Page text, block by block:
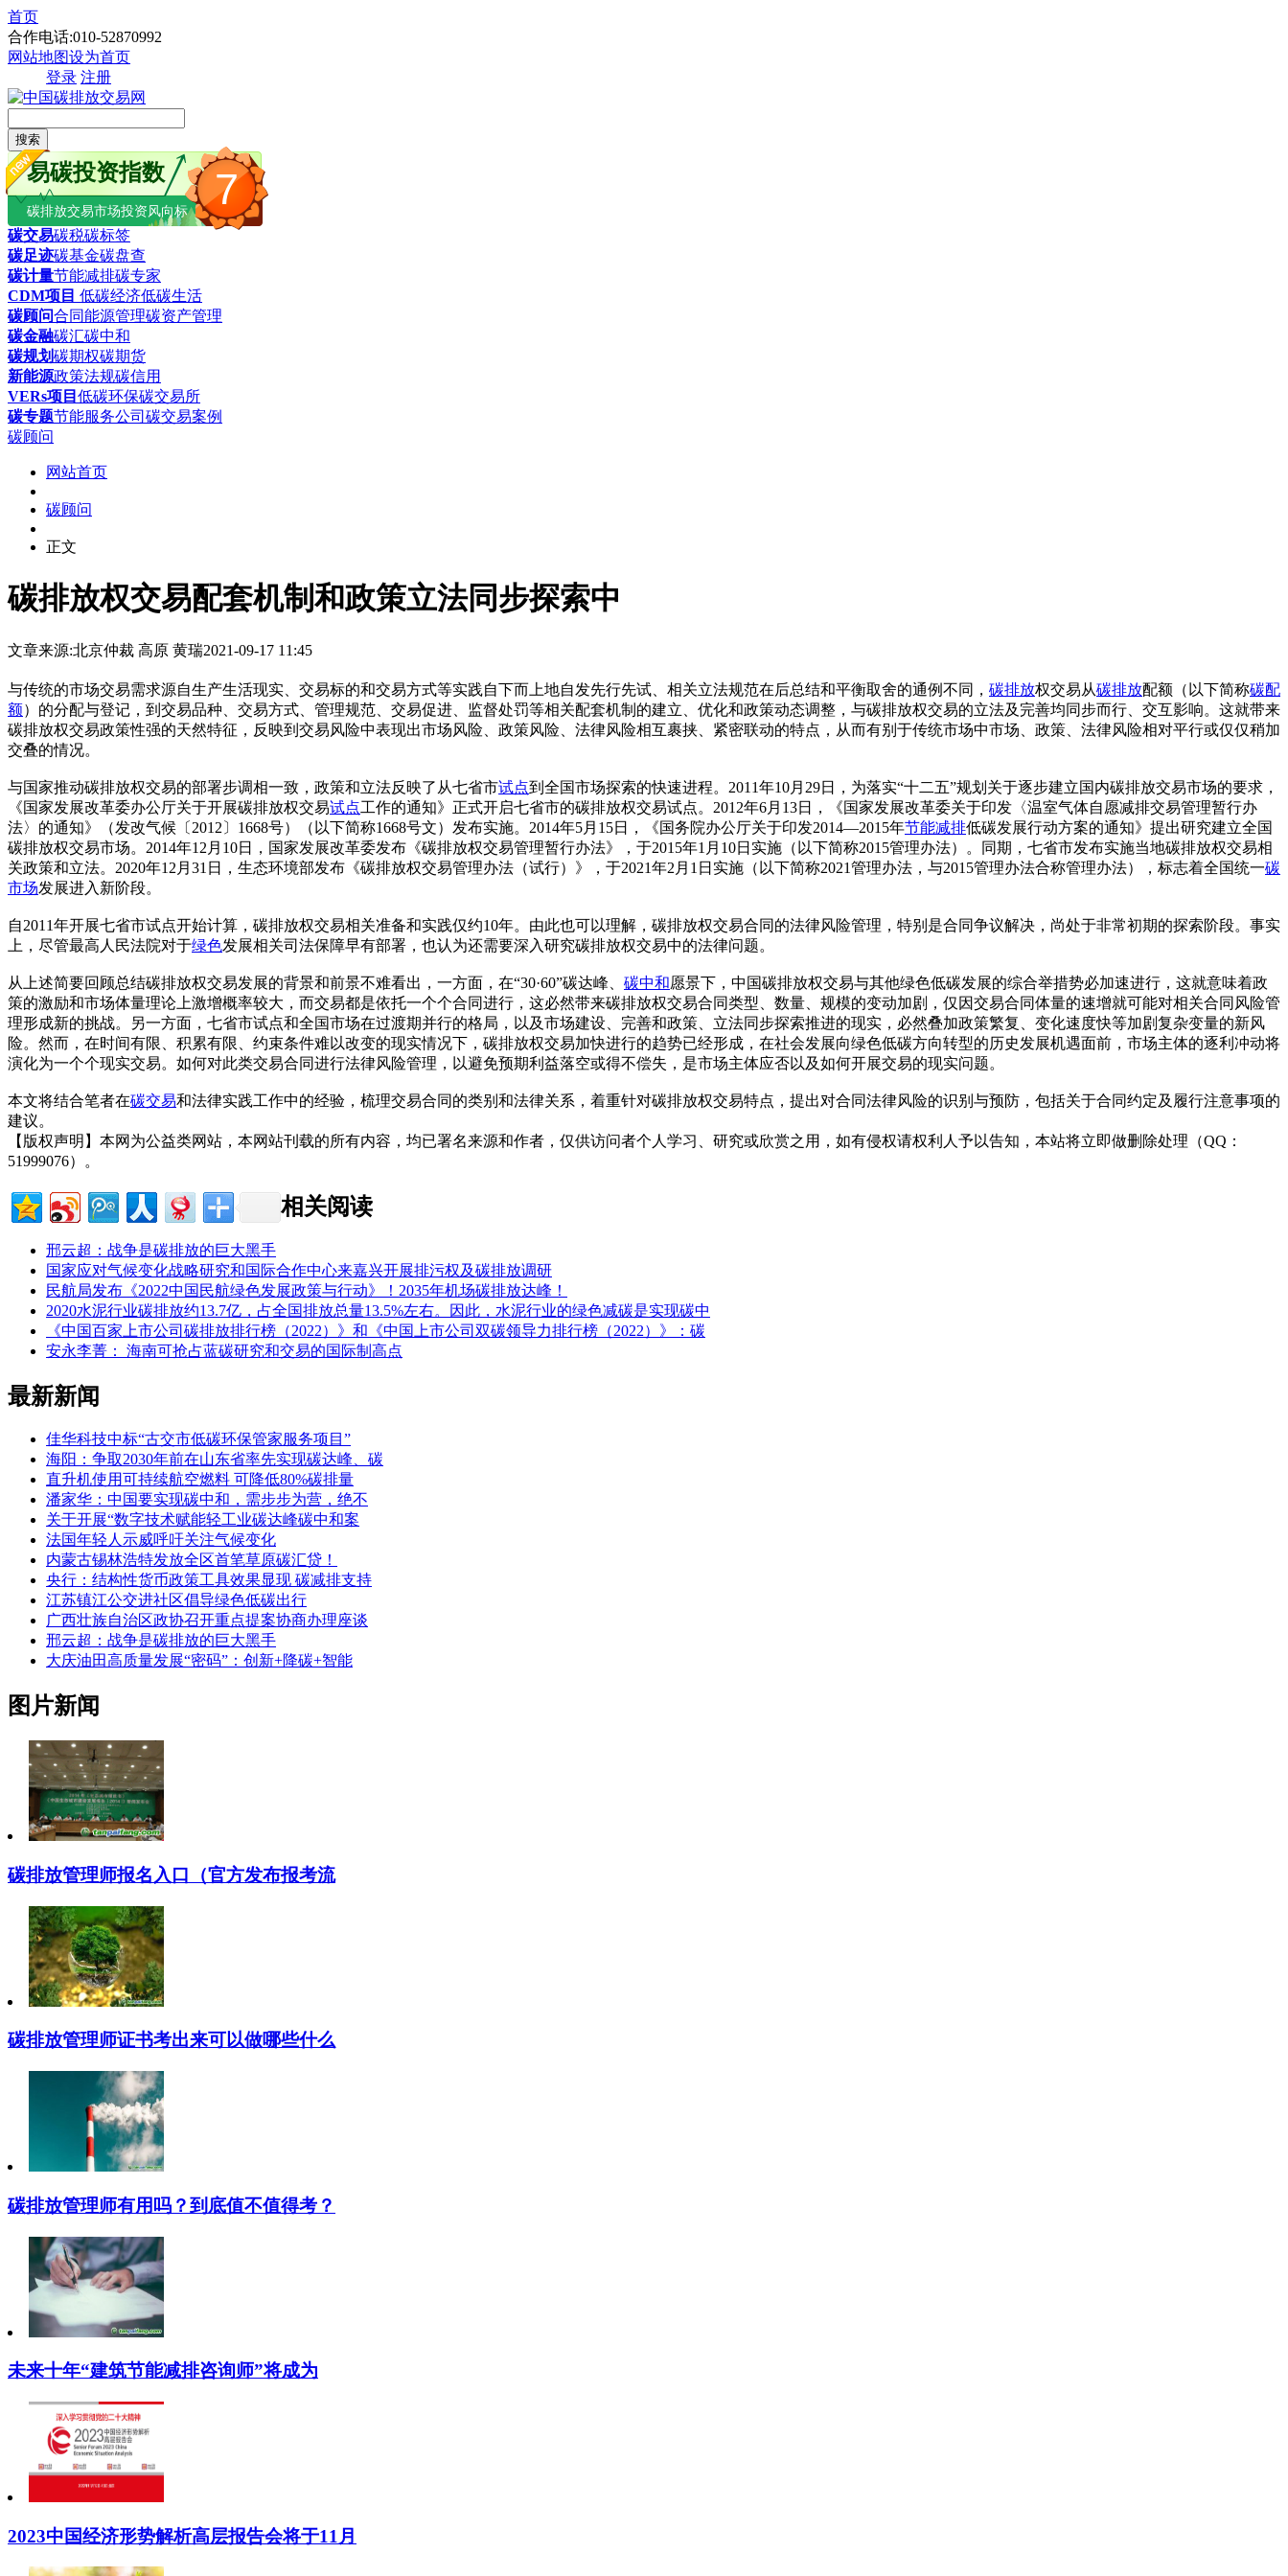
首页
合作电话:010-52870992
网站地图设为首页
登录 注册
搜索
7
易碳投资指数
碳排放交易市场投资风向标
碳交易碳税碳标签
碳足迹碳基金碳盘查
碳计量节能减排碳专家
CDM项目 低碳经济低碳生活
碳顾问合同能源管理碳资产管理
碳金融碳汇碳中和
碳规划碳期权碳期货
新能源政策法规碳信用
VERs项目 低碳环保碳交易所
碳专题节能服务公司 碳交易案例
碳顾问
网站首页
碳顾问
正文
碳排放权交易配套机制和政策立法同步探索中
文章来源:北京仲裁 高原 黄瑞2021-09-17 11:45
与传统的市场交易需求源自生产生活现实、交易标的和交易方式等实践自下而上地自发先行先试、相关立法规范在后总结和平衡取舍的通例不同， 碳排放权交易从碳排放配额（以下简称碳配
额）的分配与登记，到交易品种、交易方式、管理规范、交易促进、监督处罚等相关配套机制的建立、优化和政策动态调整，与碳排放权交易的立法及完善均同步而行、交互影响。这就带来
碳排放权交易政策性强的天然特征，反映到交易风险中表现出市场风险、政策风险、法律风险相互裹挟、紧密联动的特点，从而有别于传统市场中市场、政策、法律风险相对平行或仅仅稍加
交叠的情况。
与国家推动碳排放权交易的部署步调相一致，政策和立法反映了从七省市试点到全国市场探索的快速进程。2011年10月29日，为落实“十二五”规划关于逐步建立国内碳排放交易市场的要求，
《国家发展改革委办公厅关于开展碳排放权交易试点工作的通知》正式开启七省市的碳排放权交易试点。2012年6月13日，《国家发展改革委关于印发〈温室气体自愿减排交易管理暂行办
法〉的通知》（发改气候〔2012〕1668号）（以下简称1668号文）发布实施。2014年5月15日，《国务院办公厅关于印发2014—2015年节能减排低碳发展行动方案的通知》提出研究建立全国
碳排放权交易市场。2014年12月10日，国家发展改革委发布《碳排放权交易管理暂行办法》，于2015年1月10日实施（以下简称2015管理办法）。同期，七省市发布实施当地碳排放权交易相
关政策和立法。2020年12月31日，生态环境部发布《碳排放权交易管理办法（试行）》，于2021年2月1日实施（以下简称2021管理办法，与2015管理办法合称管理办法），标志着全国统一碳
市场发展进入新阶段。
自2011年开展七省市试点开始计算，碳排放权交易相关准备和实践仅约10年。由此也可以理解，碳排放权交易合同的法律风险管理，特别是合同争议解决，尚处于非常初期的探索阶段。事实
上，尽管最高人民法院对于绿色发展相关司法保障早有部署，也认为还需要深入研究碳排放权交易中的法律问题。
从上述简要回顾总结碳排放权交易发展的背景和前景不难看出，一方面，在“30·60”碳达峰、 碳中和愿景下，中国碳排放权交易与其他绿色低碳发展的综合举措势必加速进行，这就意味着政
策的激励和市场体量理论上激增概率较大，而交易都是依托一个个合同进行，这必然带来碳排放权交易合同类型、数量、规模的变动加剧，仅因交易合同体量的速增就可能对相关合同风险管
理形成新的挑战。另一方面，七省市试点和全国市场在过渡期并行的格局，以及市场建设、完善和政策、立法同步探索推进的现实，必然叠加政策繁复、变化速度快等加剧复杂变量的新风
险。然而，在时间有限、积累有限、约束条件难以改变的现实情况下，碳排放权交易加快进行的趋势已经形成，在社会发展向绿色低碳方向转型的历史发展机遇面前，市场主体的逐利冲动将
演化为一个个现实交易。如何对此类交易合同进行法律风险管理，以避免预期利益落空或得不偿失，是市场主体应否以及如何开展交易的现实问题。
本文将结合笔者在碳交易和法律实践工作中的经验，梳理交易合同的类别和法律关系，着重针对碳排放权交易特点，提出对合同法律风险的识别与预防，包括关于合同约定及履行注意事项的
建议。
【版权声明】本网为公益类网站，本网站刊载的所有内容，均已署名来源和作者，仅供访问者个人学习、研究或欣赏之用，如有侵权请权利人予以告知，本站将立即做删除处理（QQ：
51999076）。
相关阅读
邢云超：战争是碳排放的巨大黑手
国家应对气候变化战略研究和国际合作中心来嘉兴开展排污权及碳排放调研
民航局发布《2022中国民航绿色发展政策与行动》！2035年机场碳排放达峰！
2020水泥行业碳排放约13.7亿，占全国排放总量13.5%左右。因此，水泥行业的绿色减碳是实现碳中
《中国百家上市公司碳排放排行榜（2022）》和《中国上市公司双碳领导力排行榜（2022）》：碳
安永李菁： 海南可抢占蓝碳研究和交易的国际制高点
最新新闻
佳华科技中标“古交市低碳环保管家服务项目”
海阳：争取2030年前在山东省率先实现碳达峰、碳
直升机使用可持续航空燃料 可降低80%碳排量
潘家华：中国要实现碳中和，需步步为营，绝不
关于开展“数字技术赋能轻工业碳达峰碳中和案
法国年轻人示威呼吁关注气候变化
内蒙古锡林浩特发放全区首笔草原碳汇贷！
央行：结构性货币政策工具效果显现 碳减排支持
江苏镇江公交进社区倡导绿色低碳出行
广西壮族自治区政协召开重点提案协商办理座谈
邢云超：战争是碳排放的巨大黑手
大庆油田高质量发展“密码”：创新+降碳+智能
图片新闻
碳排放管理师报名入口（官方发布报考流
碳排放管理师证书考出来可以做哪些什么
碳排放管理师有用吗？到底值不值得考？
未来十年“建筑节能减排咨询师”将成为
2023中国经济形势解析高层报告会将于11月